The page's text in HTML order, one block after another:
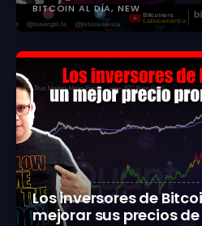
BITCOIN AL DÍA NEW
Los inversores de
mejorar sus precios